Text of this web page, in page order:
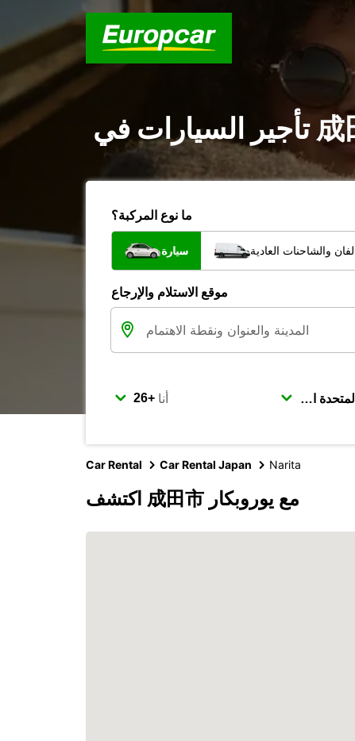
ما نوع المركبة؟
سيارة والشاحنات العادية
موقع الاستلام والإرجاع
أنا
Car Rental Car Rental Japan Narita
اكتشف 成田市 مع يوروبكار